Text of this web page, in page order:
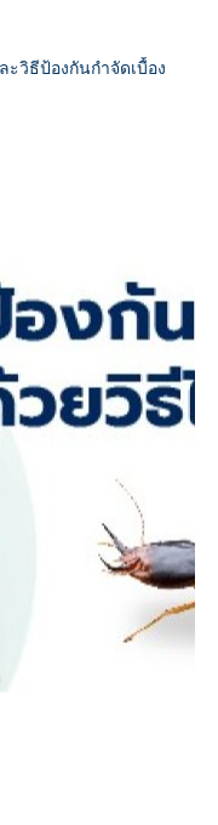
วิธีป้องกันกำจัดเบื้อง